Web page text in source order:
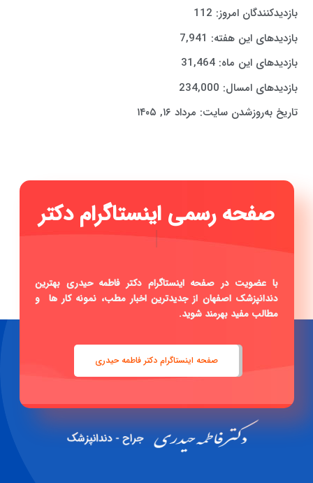
بازدیدکنندگان امروز: 112
بازدیدهای این هفته: 7,941
بازدیدهای این ماه:31,464
بازدیدهای امسال: 234,000
تاریخ به‌روزشدن سایت: مرداد ۱۶, ۱۴۰۵
صفحه|
دندانپزشک اصفهان از جدیدترین اخبار مطب، نمونه کار ها و
مطالب مفید بهرمند شوید.